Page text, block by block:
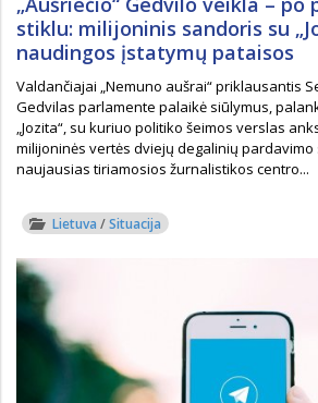
stiklu: milijoninis sandoris su
naudingos įstatymų pataisos
Valdančiajai „Nemuno aušrai“ priklausantis
Gedvilas parlamente palaikė siūlymus,
„Jozita“, su kuriuo politiko šeimos verslas
milijoninės vertės dviejų degalinių
naujausias tiriamosios žurnalistikos centro...
Lietuva /Situacija